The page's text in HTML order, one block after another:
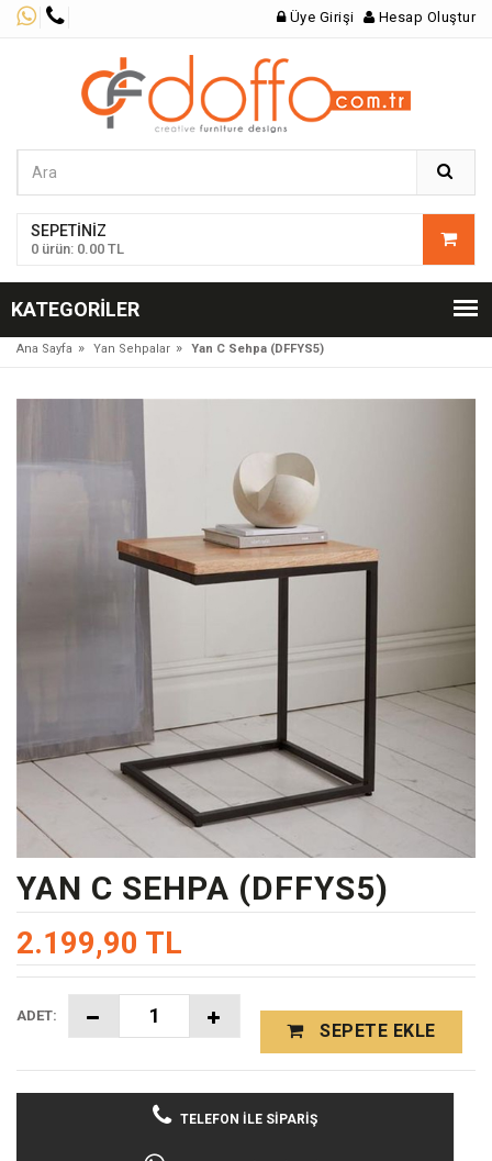
Üye Girişi Hesap Oluştur
SEPETINIZ
0 ürün: 0.00 TL
KATEGORILER
Ana Sayfa » Yan Sehpalar » Yan C Sehpa (DFFYS5)
YAN C SEHPA (DFFYS5)
2.199,90 TL
ADET:
SEPETE EKLE
TELEFON İLE SIPARIŞ